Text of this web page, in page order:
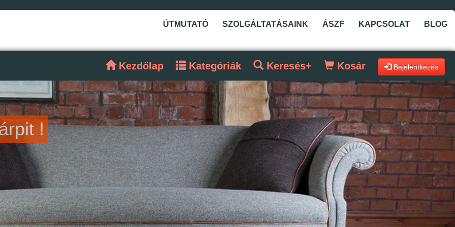
ÚTMUTATÓ SZOLGÁLTATÁSAINK ÁSZF KAPCSOLAT BLOG
Kezdőlap Kategóriák Keresés+ Kosár Bejelentkezés
!
?
!